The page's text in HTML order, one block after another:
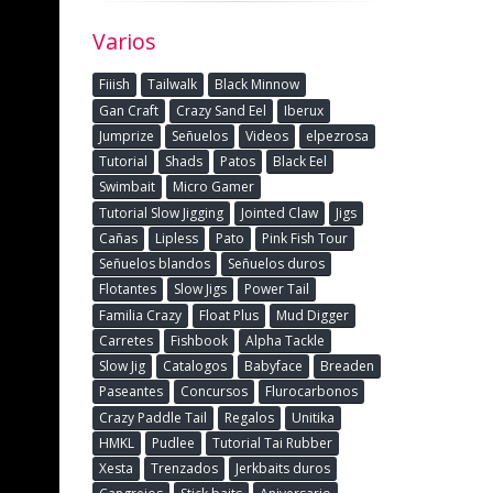
Varios
Fiiish Tailwalk
Black Minnow
Gan Craft
Crazy Sand Eel
Iberux
Jumprize
Señuelos Videos
elpezrosa
Tutorial
Shads Patos
Black Eel
Swimbait
Micro Gamer
Tutorial Slow Jigging
Jointed Claw
Jigs
Cañas
Lipless Pato
Pink Fish Tour
Señuelos blandos
Señuelos duros
Flotantes
Slow Jigs
Power Tail
Familia Crazy
Float Plus
Mud Digger
Carretes
Fishbook
Alpha Tackle
Slow Jig
Catalogos Babyface
Breaden
Paseantes
Concursos
Flurocarbonos
Crazy Paddle Tail
Regalos
Unitika
HMKL
Pudlee
Tutorial Tai Rubber
Xesta
Trenzados
Jerkbaits duros